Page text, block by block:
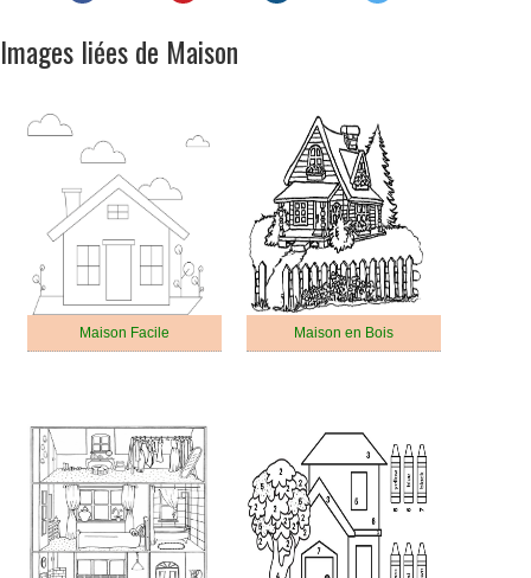
Images liées de Maison
Maison Facile Maison en Bois